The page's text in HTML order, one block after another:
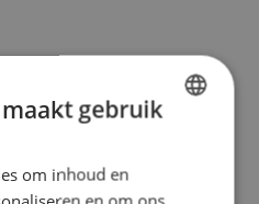
gebruik
om inhoud en